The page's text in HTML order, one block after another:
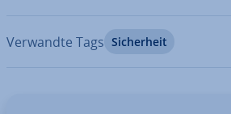
Verwandte Tags Si­cher­heit